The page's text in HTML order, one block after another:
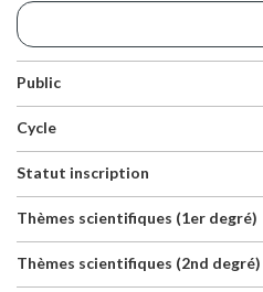
Public
Cycle
Statut inscription
Thèmes scientifiques (1er degré)
Thèmes scientifiques (2nd degré)